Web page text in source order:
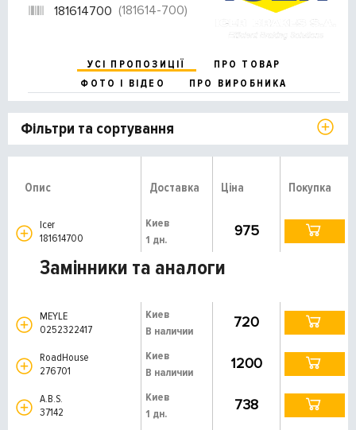
181614700 (181614-700)
УСІ ПРОПОЗИЦІЇ
ПРО ТОВАР
ФОТО І ВІДЕО
ПРО ВИРОБНИКА
Фільтри та сортування
Опис Доставка Ціна Покупка
Icer
181614700
Киев
1 дн.
975
Замінники та аналоги
MEYLE
0252322417
Киев
В наличии
720
RoadHouse
276701
Киев
В наличии
1200
A.B.S.
37142
Киев
1 дн.
738